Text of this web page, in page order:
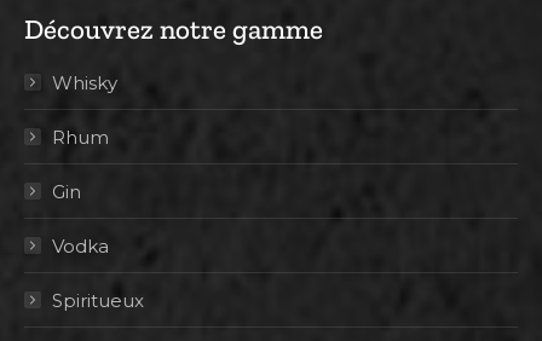
Découvrez notre gamme
Whisky
Rhum
Gin
Vodka
Spiritueux